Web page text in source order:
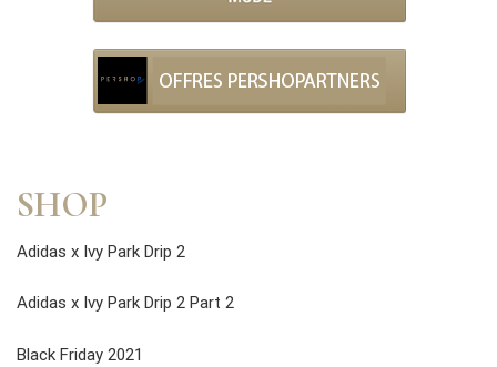
SHOP
Adidas x Ivy Park Drip 2
Adidas x Ivy Park Drip 2 Part 2
Black Friday 2021